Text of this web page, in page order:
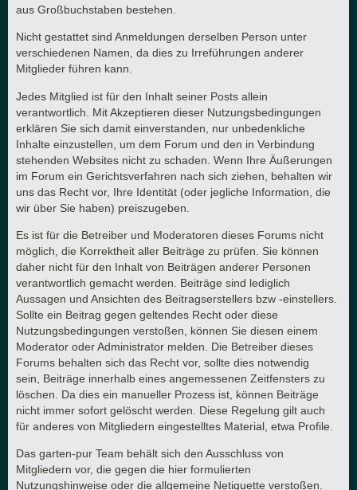
aus Großbuchstaben bestehen.
Nicht gestattet sind Anmeldungen derselben Person unter
verschiedenen Namen, da dies zu Irreführungen anderer
Mitglieder führen kann.
Jedes Mitglied ist für den Inhalt seiner Posts allein
verantwortlich. Mit Akzeptieren dieser Nutzungsbedingungen
erklären Sie sich damit einverstanden, nur unbedenkliche
Inhalte einzustellen, um dem Forum und den in Verbindung
stehenden Websites nicht zu schaden. Wenn Ihre Äußerungen
im Forum ein Gerichtsverfahren nach sich ziehen, behalten wir
uns das Recht vor, Ihre Identität (oder jegliche Information, die
wir über Sie haben) preiszugeben.
Es ist für die Betreiber und Moderatoren dieses Forums nicht
möglich, die Korrektheit aller Beiträge zu prüfen. Sie können
daher nicht für den Inhalt von Beiträgen anderer Personen
verantwortlich gemacht werden. Beiträge sind lediglich
Aussagen und Ansichten des Beitragserstellers bzw -einstellers.
Sollte ein Beitrag gegen geltendes Recht oder diese
Nutzungsbedingungen verstoßen, können Sie diesen einem
Moderator oder Administrator melden. Die Betreiber dieses
Forums behalten sich das Recht vor, sollte dies notwendig
sein, Beiträge innerhalb eines angemessenen Zeitfensters zu
löschen. Da dies ein manueller Prozess ist, können Beiträge
nicht immer sofort gelöscht werden. Diese Regelung gilt auch
für anderes von Mitgliedern eingestelltes Material, etwa Profile.
Das garten-pur Team behält sich den Ausschluss von
Mitgliedern vor, die gegen die hier formulierten
Nutzungshinweise oder die allgemeine Netiquette verstoßen.